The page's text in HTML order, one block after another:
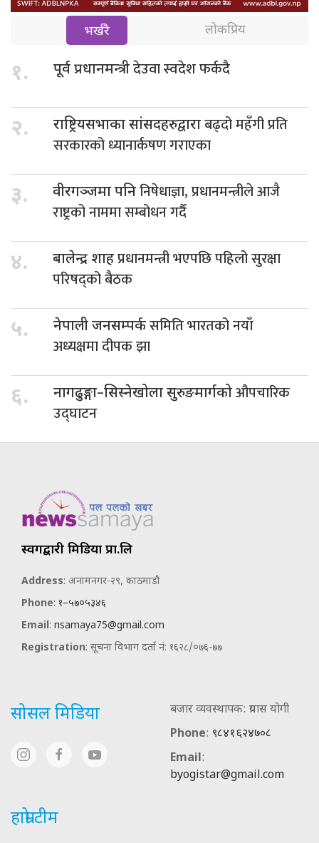
भर्खरै लोकप्रिय
१. पूर्व प्रधानमन्त्रीदेउवा स्वदेश फर्कदै
२. राष्ट्रियसभाका सांसदहरुद्वाराबढ्दो महँगी प्रति
सरकारको ध्यानार्कषण गराएका
३. वीरगञ्जमा पनिनिषेधाज्ञा, प्रधानमन्त्रीले आजै
राष्ट्रको नाममा सम्बोधन गर्दै
४. बालेन्द्र शाहप्रधानमन्त्री भएपछि पहिलो सुरक्षा
परिषद्को बैठक
५. नेपाली जनसम्पर्कसमिति भारतको नयाँ
अध्यक्षमा दीपक झा
६. नागढुङ्गा–सिस्नेखोला सुरुङमार्गकोऔपचारिक
उद्घाटन
स्वर्गद्वारी मिडिया प्रा.लि
Address: अनामनगर-२९, काठमाडौ
Phone: १–५७०५३४६
Email: nsamaya75@gmail.com
Registration: सूचना विभाग दर्ता नं: १६२८/०७६-७७
सोसल मिडिया
बजार व्यवस्थापक: प्रयास योगी
Phone: ९८४१६२४७०८
Email:
byogistar@gmail.com
हाम्रो टीम